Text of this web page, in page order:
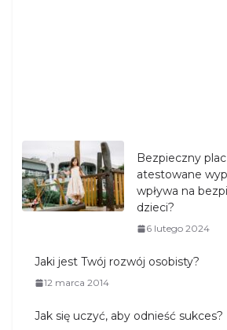
Bezpieczny
atestowane
wpływa na
dzieci?
6 lutego 2024
Jaki jest Twój rozwój osobisty?
12 marca 2014
Jak się uczyć, aby odnieść sukces?